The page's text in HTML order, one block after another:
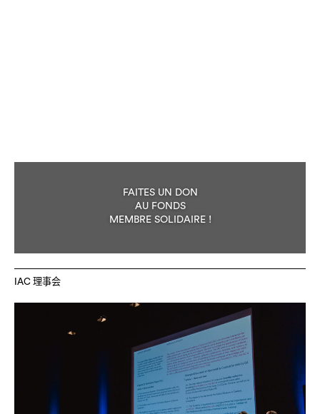
FAITES UN DON
AU FONDS
MEMBRE SOLIDAIRE !
IAC 理事会